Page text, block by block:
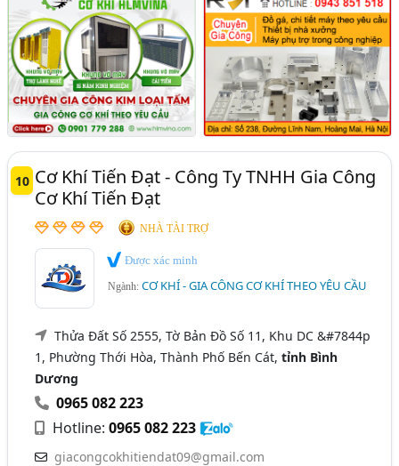
10 Cơ Khí Tiến Đạt - Công Ty TNHH Gia Công
Cơ Khí Tiến Đạt
NHÀ TÀI TRỢ
Được xác minh
Ngành:CƠ KHÍ - GIA CÔNG CƠ KHÍ THEO YÊU CẦU
Thửa Đất Số 2555, Tờ Bản Đồ Số 11, Khu DC &#7844p
1, Phường Thới Hòa, Thành Phố Bến Cát,tỉnh Bình
Dương
0965 082 223
Hotline:0965 082 223
giacongcokhitiendat09@gmail.com